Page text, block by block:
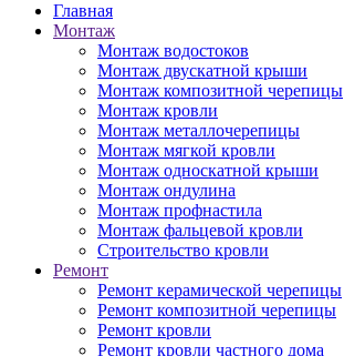
Главная
Монтаж
Монтаж водостоков
Монтаж двускатной крыши
Монтаж композитной черепицы
Монтаж кровли
Монтаж металлочерепицы
Монтаж мягкой кровли
Монтаж односкатной крыши
Монтаж ондулина
Монтаж профнастила
Монтаж фальцевой кровли
Строительство кровли
Ремонт
Ремонт керамической черепицы
Ремонт композитной черепицы
Ремонт кровли
Ремонт кровли частного дома